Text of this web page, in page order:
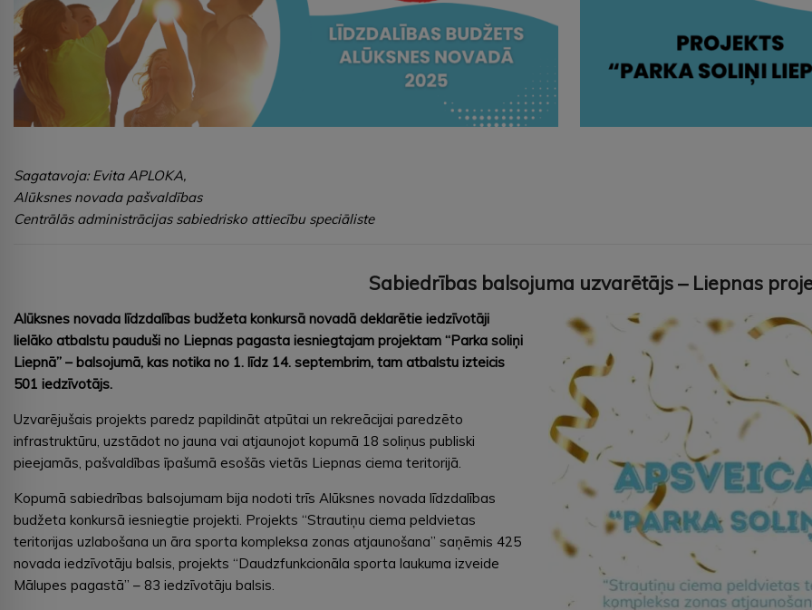
Sagatavoja: Evita APLOKA,
Alūksnes novada pašvaldības
Centrālās administrācijas sabiedrisko attiecību speciāliste
Sabiedrības balsojuma uzvarētājs – Liepnas
Alūksnes novada līdzdalības budžeta konkursā novadā deklarētie iedzīvotāji
lielāko atbalstu pauduši no Liepnas pagasta iesniegtajam projektam “Parka soliņi
Liepnā” – balsojumā, kas notika no 1. līdz 14. septembrim, tam atbalstu izteicis
501 iedzīvotājs.
Uzvarējušais projekts paredz papildināt atpūtai un rekreācijai paredzēto
infrastruktūru, uzstādot no jauna vai atjaunojot kopumā 18 soliņus publiski
pieejamās, pašvaldības īpašumā esošās vietās Liepnas ciema teritorijā.
Kopumā sabiedrības balsojumam bija nodoti trīs Alūksnes novada līdzdalības
budžeta konkursā iesniegtie projekti. Projekts “Strautiņu ciema peldvietas
teritorijas uzlabošana un āra sporta kompleksa zonas atjaunošana” saņēmis 425
novada iedzīvotāju balsis, projekts “Daudzfunkcionāla sporta laukuma izveide
Mālupes pagastā” – 83 iedzīvotāju balsis.